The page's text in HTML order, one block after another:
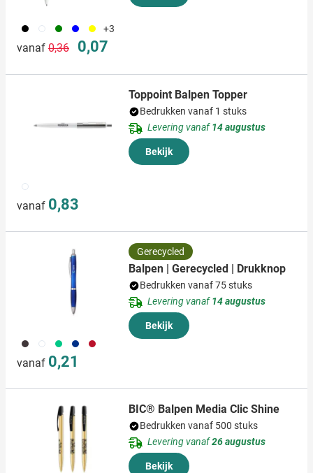
001 002 004 005 006 +3
vanaf Normale prijs
0,36 Speciale prijs
0,07
002
vanaf 0,83
Toppoint Balpen Topper
Bedrukken vanaf 1 stuks
Levering vanaf14 augustus
Bekijk
001 002 004 005 008
vanaf 0,21
Gerecycled
Balpen | Gerecycled | Drukknop
Bedrukken vanaf 75 stuks
Levering vanaf14 augustus
Bekijk
BIC® Balpen Media Clic Shine
Bedrukken vanaf 500 stuks
Levering vanaf26 augustus
Bekijk